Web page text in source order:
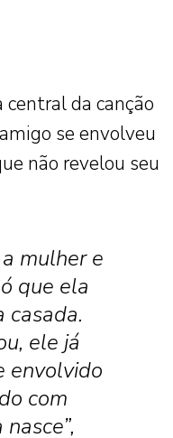
da canção
se envolveu
não revelou seu
mulher e
que ela
casada.
ele já
envolvido
com